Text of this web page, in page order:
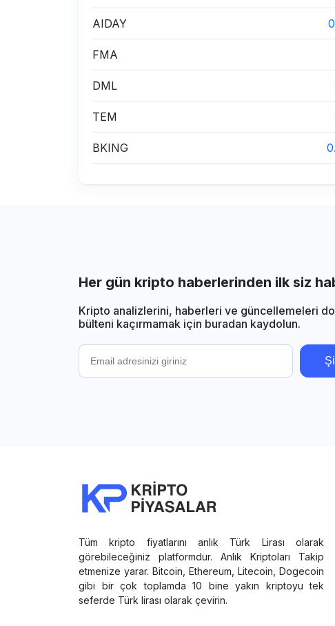
AIDAY
FMA
DML
TEM
BKING
Her gün kripto haberlerinden ilk siz
Kripto analizlerini, haberleri ve güncellemeleri
bülteni kaçırmamak için buradan kaydolun.
Tüm kripto fiyatlarını anlık Türk Lirası olarak
görebileceğiniz platformdur. Anlık Kriptoları Takip
etmenize yarar. Bitcoin, Ethereum, Litecoin, Dogecoin
gibi bir çok toplamda 10 bine yakın kriptoyu tek
seferde Türk lirası olarak çevirin.